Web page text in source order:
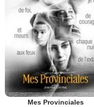
Mes Provinciales